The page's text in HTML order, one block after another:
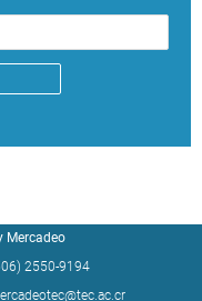
Mercadeo
2550-9194